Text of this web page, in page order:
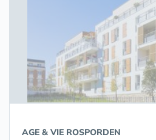
AGE & VIE ROSPORDEN